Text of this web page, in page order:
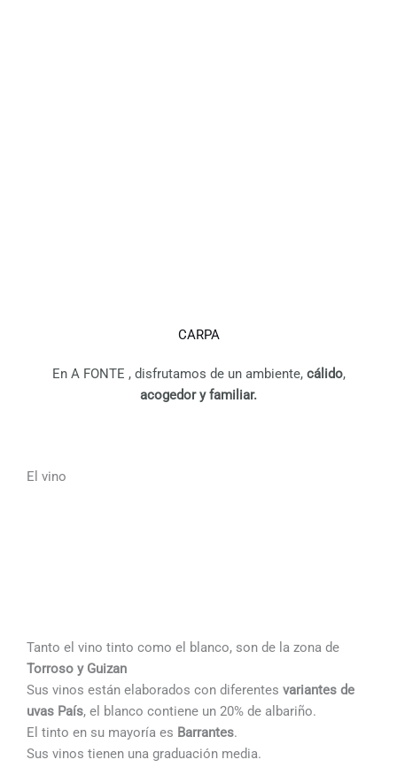
CARPA
En A FONTE , disfrutamos de un ambiente,cálido,
acogedor y familiar.
El vino
Tanto el vino tinto como el blanco, son de la zona de
Torroso y Guizan
Sus vinos están elaborados con diferentes variantes de
uvas País, el blanco contiene un 20% de albariño.
El tinto en su mayoría es Barrantes.
Sus vinos tienen una graduación media.